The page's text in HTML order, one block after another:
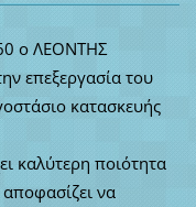
60 ο ΛΕΟΝΤΗΣ
επεξεργασία του
κατασκευής
καλύτερη ποιότητα
να